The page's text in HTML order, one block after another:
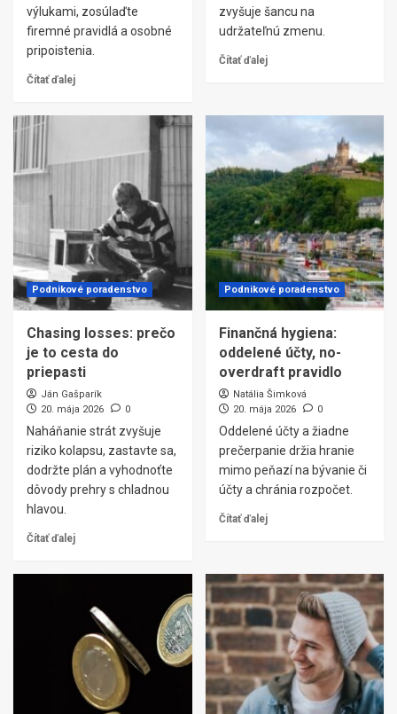
výlukami, zosúlaďte
firemné pravidlá a osobné
pripoistenia.
Čítať ďalej
zvyšuje šancu na
udržateľnú zmenu.
Čítať ďalej
Podnikové poradenstvo
Chasing losses: prečo
je to cesta do
priepasti
Ján Gašparík
20. mája 2026
0
Naháňanie strát zvyšuje
riziko kolapsu, zastavte sa,
dodržte plán a vyhodnoťte
dôvody prehry s chladnou
hlavou.
Čítať ďalej
Podnikové poradenstvo
Finančná hygiena:
oddelené účty, no-
overdraft pravidlo
Natália Šimková
20. mája 2026
0
Oddelené účty a žiadne
prečerpanie držia hranie
mimo peňazí na bývanie či
účty a chránia rozpočet.
Čítať ďalej